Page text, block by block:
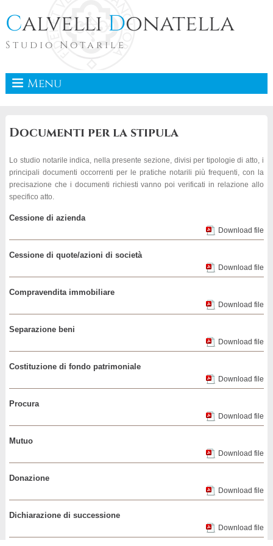
Calvelli Donatella
Studio Notarile
Menu
Documenti per la stipula
Lo studio notarile indica, nella presente sezione, divisi per tipologie di atto, i
principali documenti occorrenti per le pratiche notarili più frequenti, con la
precisazione che i documenti richiesti vanno poi verificati in relazione allo
specifico atto.
Cessione di azienda
Download file
Cessione di quote/azioni di società
Download file
Compravendita immobiliare
Download file
Separazione beni
Download file
Costituzione di fondo patrimoniale
Download file
Procura
Download file
Mutuo
Download file
Donazione
Download file
Dichiarazione di successione
Download file